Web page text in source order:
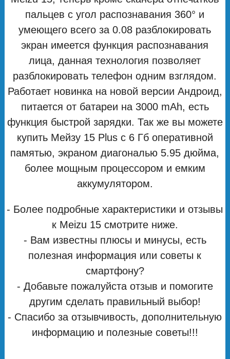
пальцев с угол распознавания 360° и
умеющего всего за 0.08 разблокировать
экран имеется функция распознавания
лица, данная технология позволяет
разблокировать телефон одним взглядом.
Работает новинка на новой версии Андроид,
питается от батареи на 3000 mAh, есть
функция быстрой зарядки. Так же вы можете
купить Мейзу 15 Plus с 6 Гб оперативной
памятью, экраном диагональю 5.95 дюйма,
более мощным процессором и емким
аккумулятором.
- Более подробные характеристики и отзывы
к Meizu 15 смотрите ниже.
- Вам известны плюсы и минусы, есть
полезная информация или советы к
смартфону?
- Добавьте пожалуйста отзыв и помогите
другим сделать правильный выбор!
- Спасибо за отзывчивость, дополнительную
информацию и полезные советы!!!